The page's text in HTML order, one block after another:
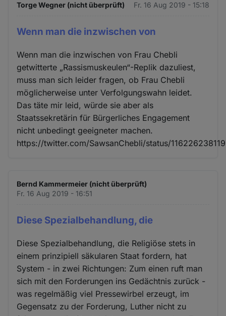
Torge Wegner (nicht überprüft) Fr. 16 Aug 2019 - 15:18
Wenn man die inzwischen von
Wenn man die inzwischen von Frau Chebli
getwitterte „Rassismuskeulen“-Replik dazuliest,
muss man sich leider fragen, ob Frau Chebli
möglicherweise unter Verfolgungswahn leidet.
Das täte mir leid, würde sie aber als
Staatssekretärin für Bürgerliches Engagement
nicht unbedingt geeigneter machen.
https://twitter.com/SawsanChebli/status/
Bernd Kammermeier (nicht überprüft)
Fr. 16 Aug 2019 - 16:51
Diese Spezialbehandlung, die
Diese Spezialbehandlung, die Religiöse stets in
einem prinzipiell säkularen Staat fordern, hat
System - in zwei Richtungen: Zum einen ruft man
sich mit den Forderungen ins Gedächtnis zurück -
was regelmäßig viel Pressewirbel erzeugt, im
Gegensatz zu der Forderung, Luther nicht zu